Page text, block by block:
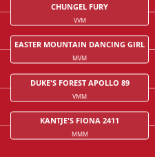
CHUNGEL FURY
VVM
EASTER MOUNTAIN DANCING GIRL
MVM
DUKE'S FOREST APOLLO 89
VMM
KANTJE'S FIONA 2411
MMM